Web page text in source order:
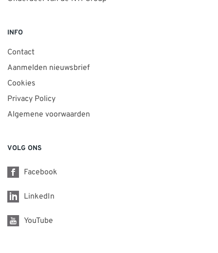
INFO
Contact
Aanmelden nieuwsbrief
Cookies
Privacy Policy
Algemene voorwaarden
VOLG ONS
Facebook
LinkedIn
YouTube